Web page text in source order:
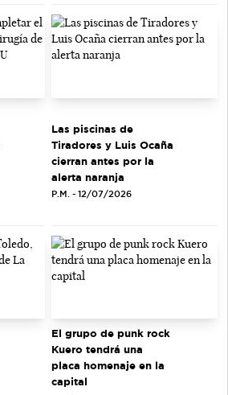
Las piscinas de
Tiradores y Luis Ocaña
cierran antes por la
alerta naranja
P.M. - 12/07/2026
El grupo de punk rock
Kuero tendrá una
placa homenaje en la
capital